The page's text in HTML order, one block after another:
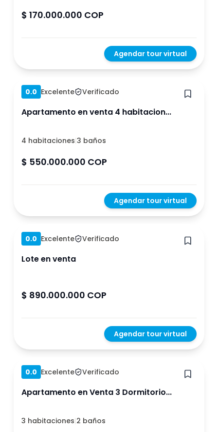
$ 170.000.000 COP
Agendar tour virtual
Hace 1 año
0.0 Excelente Verificado
Apartamento en venta 4 habitacion...
4 habitaciones|3 baños
$ 550.000.000 COP
Agendar tour virtual
Hace 1 año
0.0 Excelente Verificado
Lote en venta
$ 890.000.000 COP
Agendar tour virtual
Hace 1 año
0.0 Excelente Verificado
Apartamento en Venta 3 Dormitorio...
3 habitaciones|2 baños